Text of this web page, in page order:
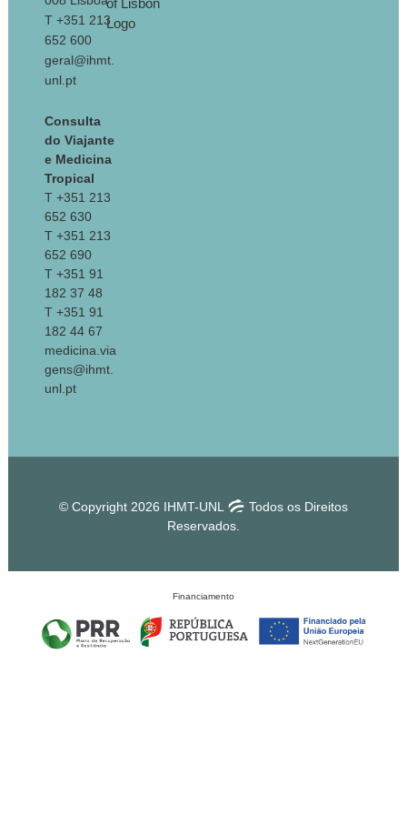
T +351 213
652 600
geral@ihmt.
unl.pt
Consulta
do Viajante
e Medicina
Tropical
T +351 213
652 630
T +351 213
652 690
T +351 91
182 37 48
T +351 91
182 44 67
medicina.via
gens@ihmt.
unl.pt
© Copyright 2026 IHMT-UNL
Todos os Direitos
Reservados.
Financiamento